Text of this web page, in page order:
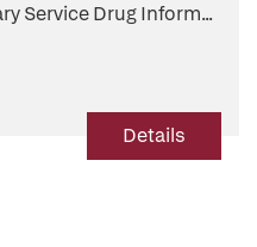
Service Drug Inform...
Details